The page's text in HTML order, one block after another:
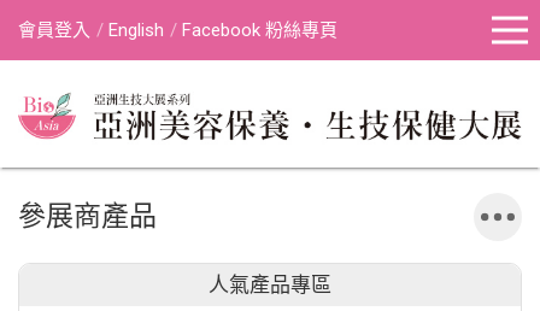
會員登入 English Facebook 粉絲專頁
參展商產品
人氣產品專區